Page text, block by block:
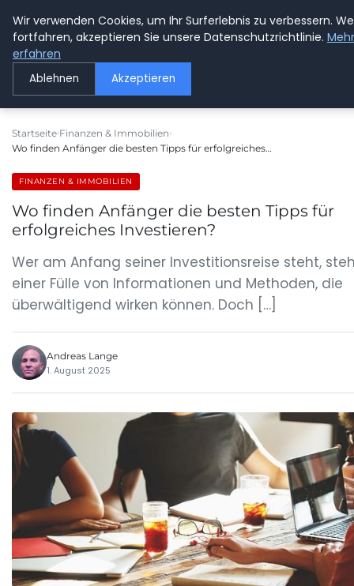
GETOESE IN MOESE
Startseite Finanzen & Immobilien
Wo finden Anfänger die besten Tipps für erfolgreiches…
FINANZEN & IMMOBILIEN
Wo finden Anfänger die besten Tipps für
erfolgreiches Investieren?
Wer am Anfang seiner Investitionsreise steht,
einer Fülle von Informationen und Methoden, die
überwältigend wirken können. Doch […]
Andreas Lange
1. August 2025
Wir verwenden Cookies, um Ihr Surferlebnis zu verbessern.
fortfahren, akzeptieren Sie unsere Datenschutzrichtlinie. Mehr
erfahren
Ablehnen Akzeptieren